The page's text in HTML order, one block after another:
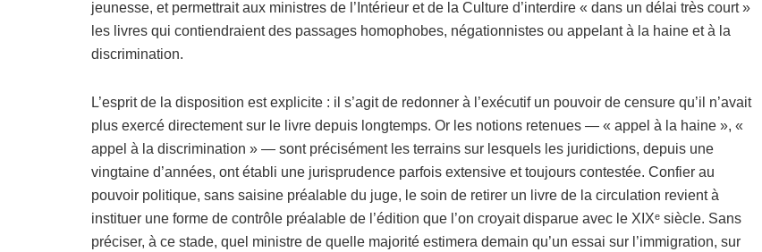
jeunesse, et permettrait aux ministres de l’Intérieur et de la Culture d’interdire « dans un délai très court »
les livres qui contiendraient des passages homophobes, négationnistes ou appelant à la haine et à la
discrimination.
L’esprit de la disposition est explicite : il s’agit de redonner à l’exécutif un pouvoir de censure qu’il n’avait
plus exercé directement sur le livre depuis longtemps. Or les notions retenues — « appel à la haine », «
appel à la discrimination » — sont précisément les terrains sur lesquels les juridictions, depuis une
vingtaine d’années, ont établi une jurisprudence parfois extensive et toujours contestée. Confier au
pouvoir politique, sans saisine préalable du juge, le soin de retirer un livre de la circulation revient à
instituer une forme de contrôle préalable de l’édition que l’on croyait disparue avec le XIXᵉ siècle. Sans
préciser, à ce stade, quel ministre de quelle majorité estimera demain qu’un essai sur l’immigration, sur